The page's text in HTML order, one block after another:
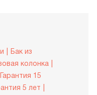
Бак из
колонка
Гарантия 15
5 лет